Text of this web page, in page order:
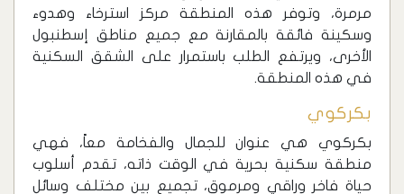
مرمرة، وتوفر هذه المنطقة مركز استرخاء وهدوء
وسكينة فائقة بالمقارنة مع جميع مناطق إسطنبول
الأخرى، ويرتفع الطلب باستمرار على الشقق السكنية
في هذه المنطقة.
بكركوي
بكركوي هي عنوان للجمال والفخامة معاً، فهي
منطقة سكنية بحرية في الوقت ذاته، تقدم أسلوب
حياة فاخر وراقي ومرموق، تجميع بين مختلف وسائل